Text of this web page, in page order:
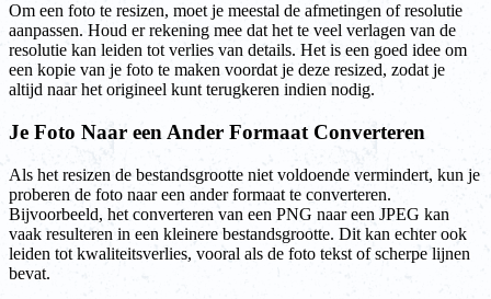
Om een foto te resizen, moet je meestal de afmetingen of resolutie
aanpassen. Houd er rekening mee dat het te veel verlagen van de
resolutie kan leiden tot verlies van details. Het is een goed idee om
een kopie van je foto te maken voordat je deze resized, zodat je
altijd naar het origineel kunt terugkeren indien nodig.
Je Foto Naar een Ander Formaat Converteren
Als het resizen de bestandsgrootte niet voldoende vermindert, kun je
proberen de foto naar een ander formaat te converteren.
Bijvoorbeeld, het converteren van een PNG naar een JPEG kan
vaak resulteren in een kleinere bestandsgrootte. Dit kan echter ook
leiden tot kwaliteitsverlies, vooral als de foto tekst of scherpe lijnen
bevat.